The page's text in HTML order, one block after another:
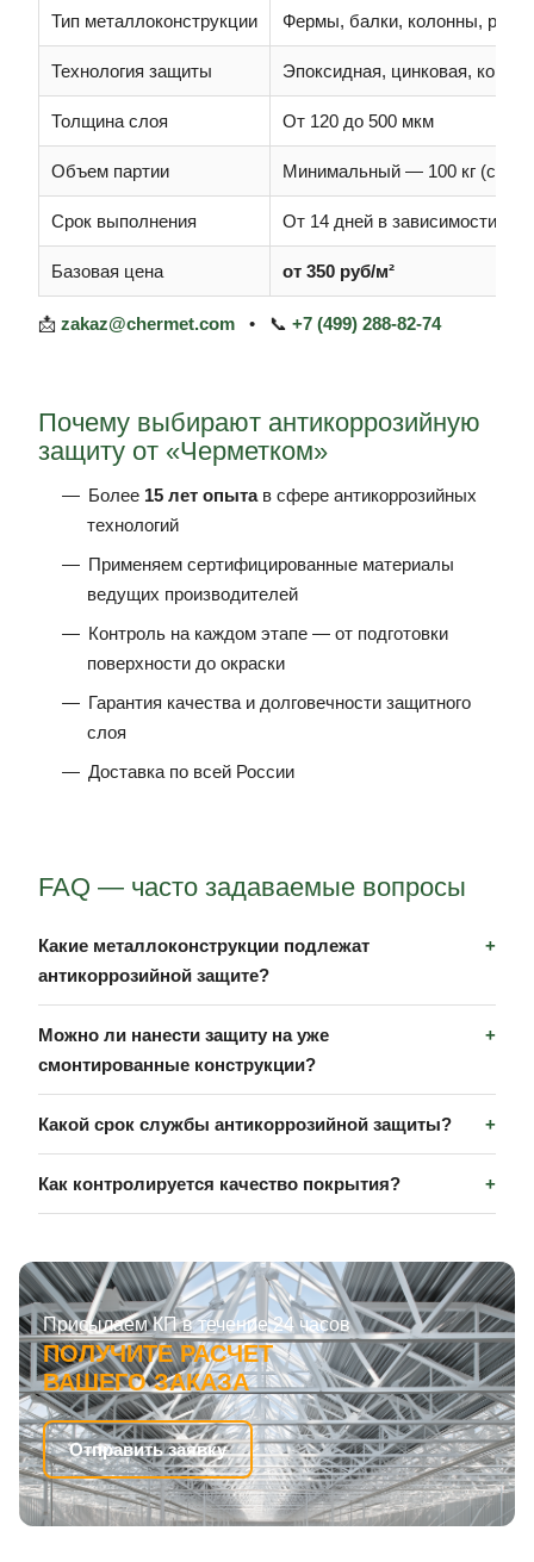
Тип металлоконструкции Фермы, балки, колонны,
Технология защиты Эпоксидная, цинковая,
Толщина слоя От 120 до 500 мкм
Объем партии Минимальный — 100 кг
Срок выполнения От 14 дней в зависимости от
Базовая цена от 350 руб/м²
📩 zakaz@chermet.com • 📞 +7 (499) 288-82-74
Почему выбирают антикоррозийную
защиту от «Черметком»
Более 15 лет опытав сфере антикоррозийных
технологий
Применяем сертифицированные материалы
ведущих производителей
Контроль на каждом этапе — от подготовки
поверхности до окраски
Гарантия качества и долговечности защитного
слоя
Доставка по всей России
FAQ — часто задаваемые вопросы
Какие металлоконструкции подлежат
антикоррозийной защите?
Можно ли нанести защиту на уже
смонтированные конструкции?
Какой срок службы антикоррозийной защиты?
Как контролируется качество покрытия?
Присылаем КП в течение 24 часов
ПОЛУЧИТЕ РАСЧЕТ
ВАШЕГО ЗАКАЗА
Отправить заявку